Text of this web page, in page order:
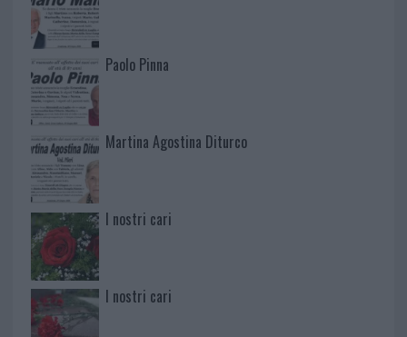
Paolo Pinna
Martina Agostina Diturco
I nostri cari
I nostri cari